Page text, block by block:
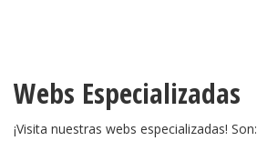
Webs Especializadas
¡Visita nuestras webs especializadas! Son: